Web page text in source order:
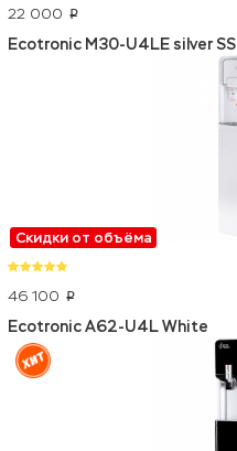
22 000 p
Ecotronic M30-U4LE silver SS
Скидки от объёма
46 100 p
Ecotronic A62-U4L White